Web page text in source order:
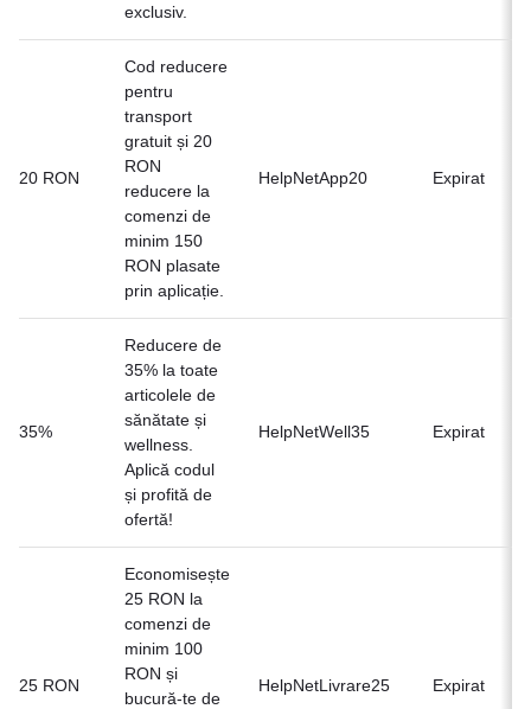
exclusiv.
20 RON
Cod reducere
pentru
transport
gratuit și 20
RON
reducere la
comenzi de
minim 150
RON plasate
prin aplicație.
HelpNetApp20 Expirat
35%
Reducere de
35% la toate
articolele de
sănătate și
wellness.
Aplică codul
și profită de
ofertă!
HelpNetWell35 Expirat
25 RON
Economisește
25 RON la
comenzi de
minim 100
RON și
bucură-te de
HelpNetLivrare25 Expirat